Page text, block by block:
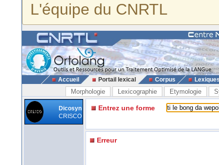
L'équipe du CNRTL
Accueil Portail lexical Corpus
Morphologie Lexicographie Etymologie
Dicosyn
CRISCO
Entrez une forme
Erreur